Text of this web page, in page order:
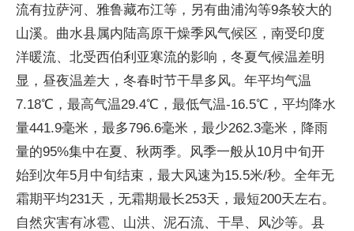
流有拉萨河、雅鲁藏布江等，另有曲浦沟等9条较大的
山溪。曲水县属内陆高原干燥季风气候区，南受印度
洋暖流、北受西伯利亚寒流的影响，冬夏气候温差明
显，昼夜温差大，冬春时节干旱多风。年平均气温
7.18℃，最高气温29.4℃，最低气温-16.5℃，平均降水
量441.9毫米，最多796.6毫米，最少262.3毫米，降雨
量的95%集中在夏、秋两季。风季一般从10月中旬开
始到次年5月中旬结束，最大风速为15.5米/秒。全年无
霜期平均231天，无霜期最长253天，最短200天左右。
自然灾害有冰雹、山洪、泥石流、干旱、风沙等。县